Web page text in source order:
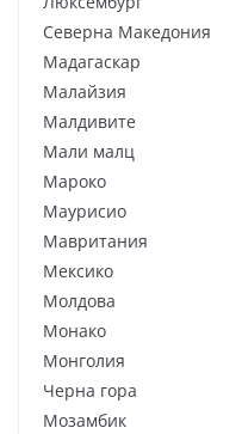
Северна Македония
Мадагаскар
Малайзия
Малдивите
Мали малц
Мароко
Маурисио
Мавритания
Мексико
Молдова
Монако
Монголия
Черна гора
Мозамбик